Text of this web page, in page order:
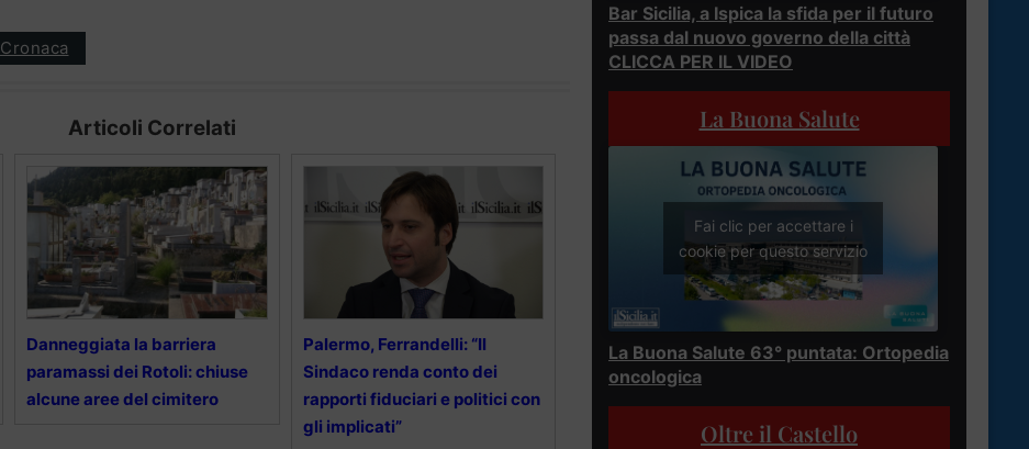
Cronaca
Articoli Correlati
Danneggiata la barriera
paramassi dei Rotoli: chiuse
alcune aree del cimitero
Palermo, Ferrandelli: “Il
Sindaco renda conto dei
rapporti fiduciari e politici con
gli implicati”
Bar Sicilia, a Ispica la sfida per il futuro
passa dal nuovo governo della città
CLICCA PER IL VIDEO
La Buona Salute
Fai clic per accettare i
cookie per questo servizio
La Buona Salute 63° puntata: Ortopedia
oncologica
Oltre il Castello